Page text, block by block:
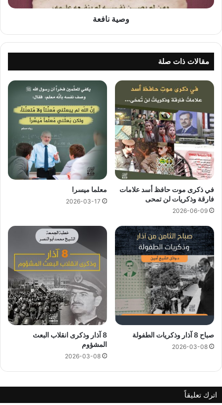
وصية نافعة
مقالات ذات صلة
ﻓﻲ ﺫﻛﺮﻯ موت حافظ أسد ﻋﻼﻣﺎﺕ
ﻓﺎﺭﻗﺔ ﻭﺫﻛﺮﻳﺎﺕ ﻟﻦ تمحى
2026-06-09
معلما ميسرا
2026-03-17
صباح 8 آذار وذكريات الطفولة
2026-03-08
8 آذار وذكرى انقلاب البعث
المشؤوم
2026-03-08
اترك تعليقاً